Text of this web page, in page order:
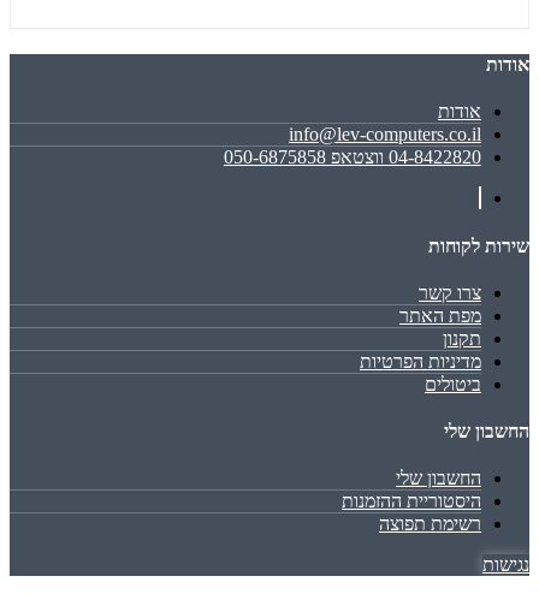
אודות
אודות
info@lev-computers.co.il
04-8422820 ווצטאפ 050-6875858
שירות לקוחות
צרו קשר
מפת האתר
תקנון
מדיניות הפרטיות
ביטולים
החשבון שלי
החשבון שלי
היסטוריית ההזמנות
רשימת תפוצה
נגישות